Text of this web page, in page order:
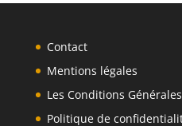
Contact
Mentions légales
Les Conditions
Politique de